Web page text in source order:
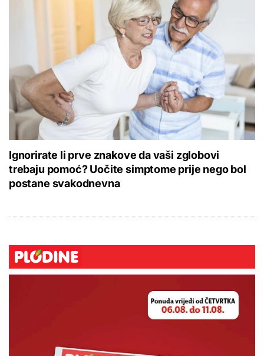
Ignorirate li prve znakove da vaši zglobovi
trebaju pomoć? Uočite simptome prije nego bol
postane svakodnevna